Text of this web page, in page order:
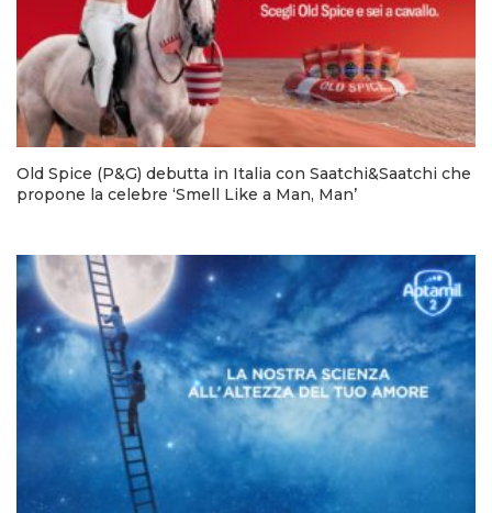
Old Spice (P&G) debutta in Italia con Saatchi&Saatchi che
propone la celebre ‘Smell Like a Man, Man’